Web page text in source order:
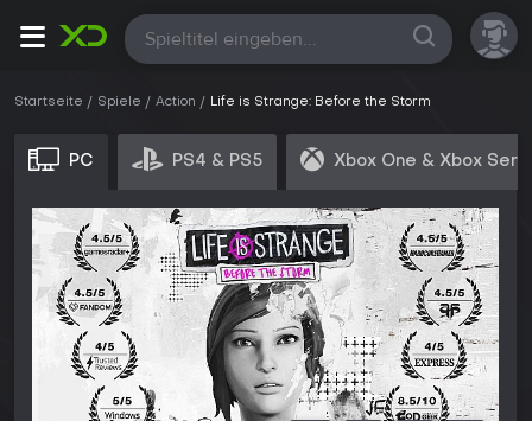
Alle
Startseite Spiele Action Life is Strange: Before the Storm
PC PS4 & PS5 Xbox One & Xbox